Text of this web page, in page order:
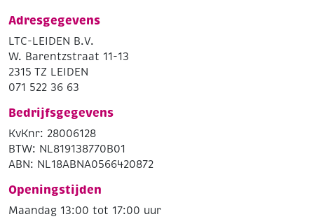
Adresgegevens
LTC-LEIDEN B.V.
W. Barentzstraat 11-13
2315 TZ LEIDEN
071 522 36 63
Bedrijfsgegevens
KvKnr: 28006128
BTW: NL819138770B01
ABN: NL18ABNA0566420872
Openingstijden
Maandag 13:00 tot 17:00 uur